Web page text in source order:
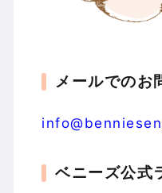
メールでのお
ベニーズ公式